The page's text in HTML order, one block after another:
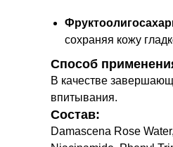
сохраняя кожу
Способ
В качестве
впитывания.
Состав:
Damascena Rose